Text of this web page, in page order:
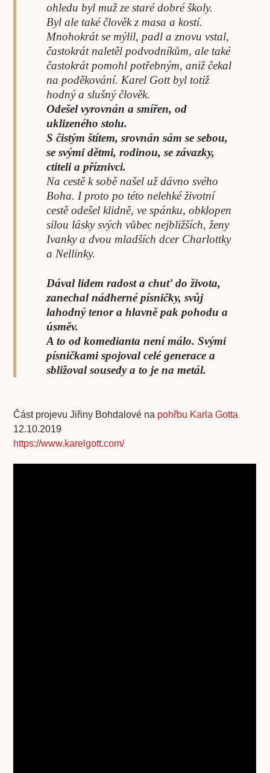
ohledu byl muž ze staré dobré školy.
Byl ale také člověk z masa a kostí.
Mnohokrát se mýlil, padl a znovu vstal,
častokrát naletěl podvodníkům, ale také
častokrát pomohl potřebným, aniž čekal
na poděkování. Karel Gott byl totiž
hodný a slušný člověk.
Odešel vyrovnán a smířen, od
uklizeného stolu.
S čistým štítem, srovnán sám se sebou,
se svými dětmi, rodinou, se závazky,
ctiteli a příznivci.
Na cestě k sobě našel už dávno svého
Boha. I proto po této nelehké životní
cestě odešel klidně, ve spánku, obklopen
silou lásky svých vůbec nejbližších, ženy
Ivanky a dvou mladších dcer Charlottky
a Nellinky.
Dával lidem radost a chuť do života,
zanechal nádherné písničky, svůj
lahodný tenor a hlavně pak pohodu a
úsměv.
A to od komedianta není málo. Svými
písničkami spojoval celé generace a
sbližoval sousedy a to je na metál.
Část projevu Jiřiny Bohdalové na pohřbu Karla Gotta
12.10.2019
https://www.karelgott.com/